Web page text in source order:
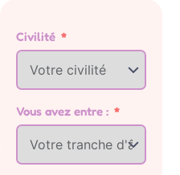
Civilité
Vous avez entre :